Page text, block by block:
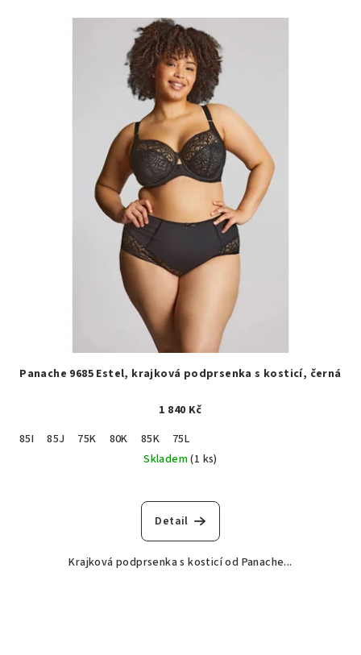
Panache 9685 Estel, krajková podprsenka s kosticí, černá
1 840 Kč
85I
85J 75K 80K 85K
75L
Skladem(1 ks)
Detail
Krajková podprsenka s kosticí od Panache...